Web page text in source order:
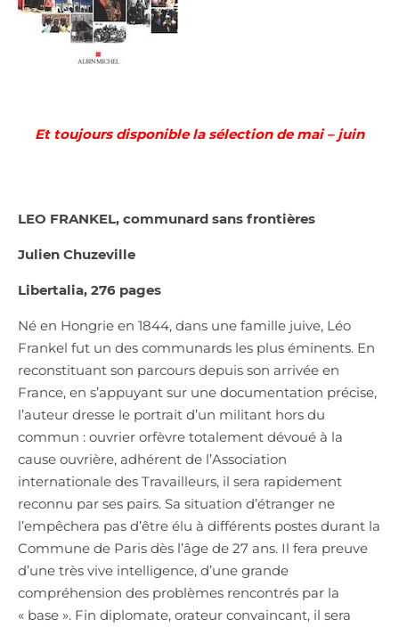
Et toujours disponible la sélection de mai – juin
LEO FRANKEL, communard sans frontières
Julien Chuzeville
Libertalia, 276 pages
Né en Hongrie en 1844, dans une famille juive, Léo
Frankel fut un des communards les plus éminents. En
reconstituant son parcours depuis son arrivée en
France, en s’appuyant sur une documentation précise,
l’auteur dresse le portrait d’un militant hors du
commun : ouvrier orfèvre totalement dévoué à la
cause ouvrière, adhérent de l’Association
internationale des Travailleurs, il sera rapidement
reconnu par ses pairs. Sa situation d’étranger ne
l’empêchera pas d’être élu à différents postes durant la
Commune de Paris dès l’âge de 27 ans. Il fera preuve
d’une très vive intelligence, d’une grande
compréhension des problèmes rencontrés par la
« base ». Fin diplomate, orateur convaincant, il sera